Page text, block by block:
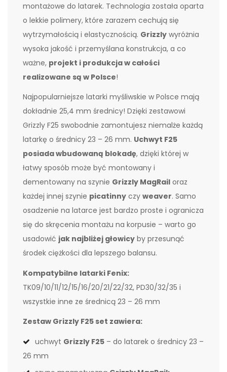
montażowe do latarek. Technologia została oparta
o lekkie polimery, które zarazem cechują się
wytrzymałością i elastycznością. Grizzly wyróżnia
wysoka jakość i przemyślana konstrukcja, a co
ważne, projekt i produkcja w całości
realizowane są w Polsce!
Najpopularniejsze latarki myśliwskie w Polsce mają
dokładnie 25,4 mm średnicy! Dzięki zestawowi
Grizzly F25 swobodnie zamontujesz niemalże każdą
latarkę o średnicy 23 – 26 mm. Uchwyt F25
posiada wbudowaną blokadę, dzięki której w
łatwy sposób może być montowany i
dementowany na szynie Grizzly MagRail oraz
każdej innej szynie picatinny czy weaver. Samo
osadzenie na latarce jest bardzo proste i ogranicza
się do skręcenia montażu na korpusie – warto go
usadowić jak najbliżej głowicy by przesunąć
środek ciężkości dla lepszego balansu.
Kompatybilne latarki Fenix:
TK09/10/11/12/15/16/20/21/22/32, PD30/32/35 i
wszystkie inne ze średnicą 23 – 26 mm
Zestaw Grizzly F25 set zawiera:
uchwyt Grizzly F25 – do latarek o średnicy 23 –
26 mm